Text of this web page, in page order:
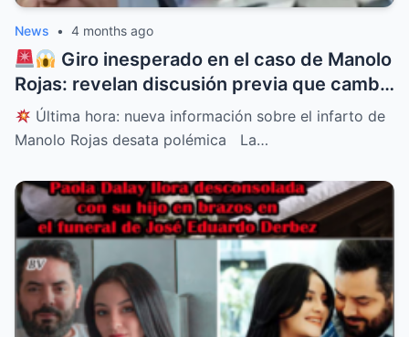
News • 4 months ago
Giro inesperado en el caso de Manolo
Rojas: revelan discusión previa que cambia
todoÚltima hora: nueva información sobre el infarto de
Manolo Rojas desata polémica La…